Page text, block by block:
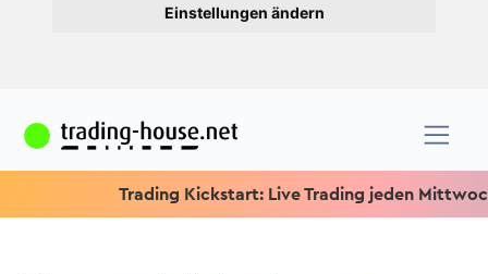
Einstellungen ändern
Trading Kickstart: Live Trading jeden Mittwoch um